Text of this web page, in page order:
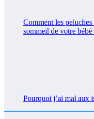
Comment les
sommeil de votre bébé
Pourquoi j’ai mal aux